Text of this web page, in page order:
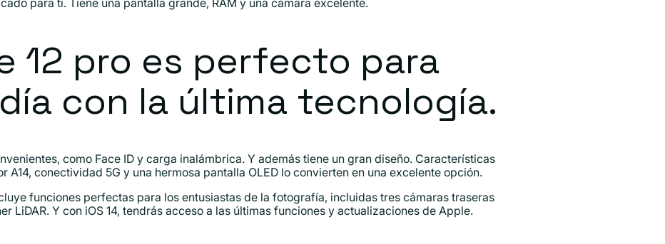
12 pro es perfecto para
con la última tecnología.
como Face ID y carga inalámbrica. Y además tiene un gran diseño. Características
A14, conectividad 5G y una hermosa pantalla OLED lo convierten en una excelente opción.
funciones perfectas para los entusiastas de la fotografía, incluidas tres cámaras traseras
LiDAR. Y con iOS 14, tendrás acceso a las últimas funciones y actualizaciones de Apple.